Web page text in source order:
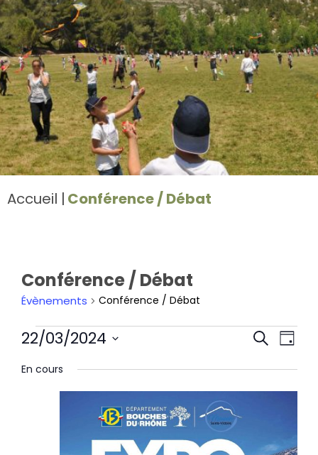
Accueil Conférence / Débat
Conférence / Débat
Évènements Conférence / Débat
et
de
vues
Recherche
de
Jour
22/03/2024
une
En cours